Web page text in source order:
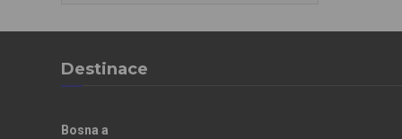
Destinace
Bosna a